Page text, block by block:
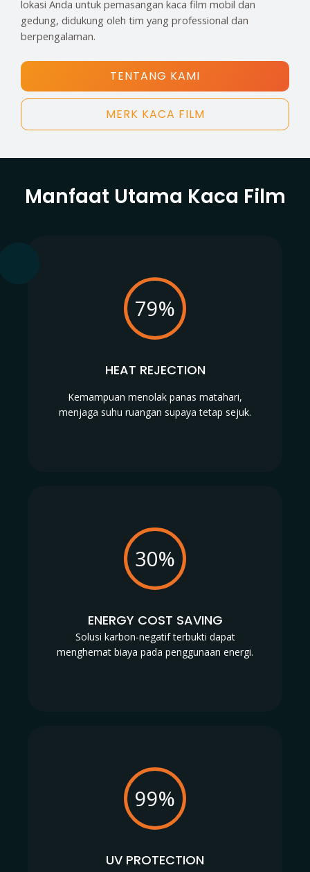
lokasi Anda untuk pemasangan kaca film mobil dan
gedung, didukung oleh tim yang professional dan
berpengalaman.
TENTANG KAMI
MERK KACA FILM
Manfaat Utama Kaca Film
79%
HEAT REJECTION
Kemampuan menolak panas matahari,
menjaga suhu ruangan supaya tetap sejuk.
30%
ENERGY COST SAVING
Solusi karbon-negatif terbukti dapat
menghemat biaya pada penggunaan energi.
99%
UV PROTECTION